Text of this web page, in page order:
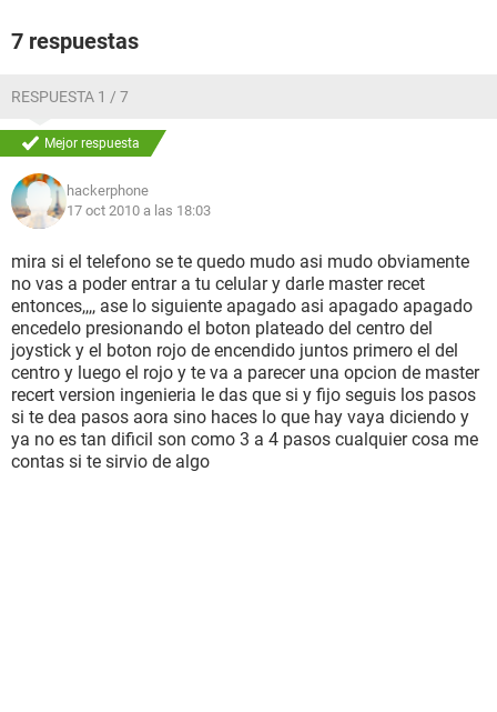
7 respuestas
RESPUESTA 1 / 7
Mejor respuesta
hackerphone
17 oct 2010 a las 18:03
mira si el telefono se te quedo mudo asi mudo obviamente
no vas a poder entrar a tu celular y darle master recet
entonces,,,, ase lo siguiente apagado asi apagado apagado
encedelo presionando el boton plateado del centro del
joystick y el boton rojo de encendido juntos primero el del
centro y luego el rojo y te va a parecer una opcion de master
recert version ingenieria le das que si y fijo seguis los pasos
si te dea pasos aora sino haces lo que hay vaya diciendo y
ya no es tan dificil son como 3 a 4 pasos cualquier cosa me
contas si te sirvio de algo